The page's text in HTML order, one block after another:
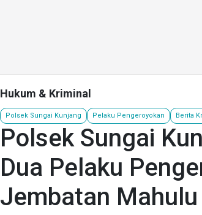
Hukum & Kriminal
Polsek Sungai Kunjang Pelaku Pengeroyokan Berita
Polsek Sungai
Dua Pelaku
Jembatan Mahulu